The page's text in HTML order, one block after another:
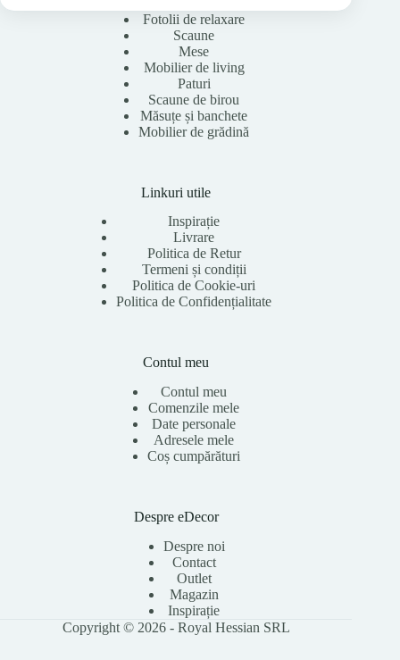
Fotolii de relaxare
Scaune
Mese
Mobilier de living
Paturi
Scaune de birou
Măsuțe și banchete
Mobilier de grădină
Linkuri utile
Inspirație
Livrare
Politica de Retur
Termeni și condiții
Politica de Cookie-uri
Politica de Confidențialitate
Contul meu
Contul meu
Comenzile mele
Date personale
Adresele mele
Coș cumpărături
Despre eDecor
Despre noi
Contact
Outlet
Magazin
Inspirație
Copyright © 2026 - Royal Hessian SRL